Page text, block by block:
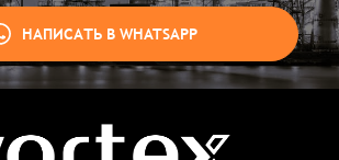
НАПИСАТЬ В WHATSAPP